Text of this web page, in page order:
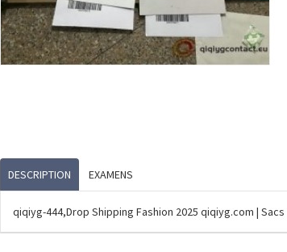
DESCRIPTION EXAMENS
qiqiyg-444,Drop Shipping Fashion 2025 qiqiyg.com |